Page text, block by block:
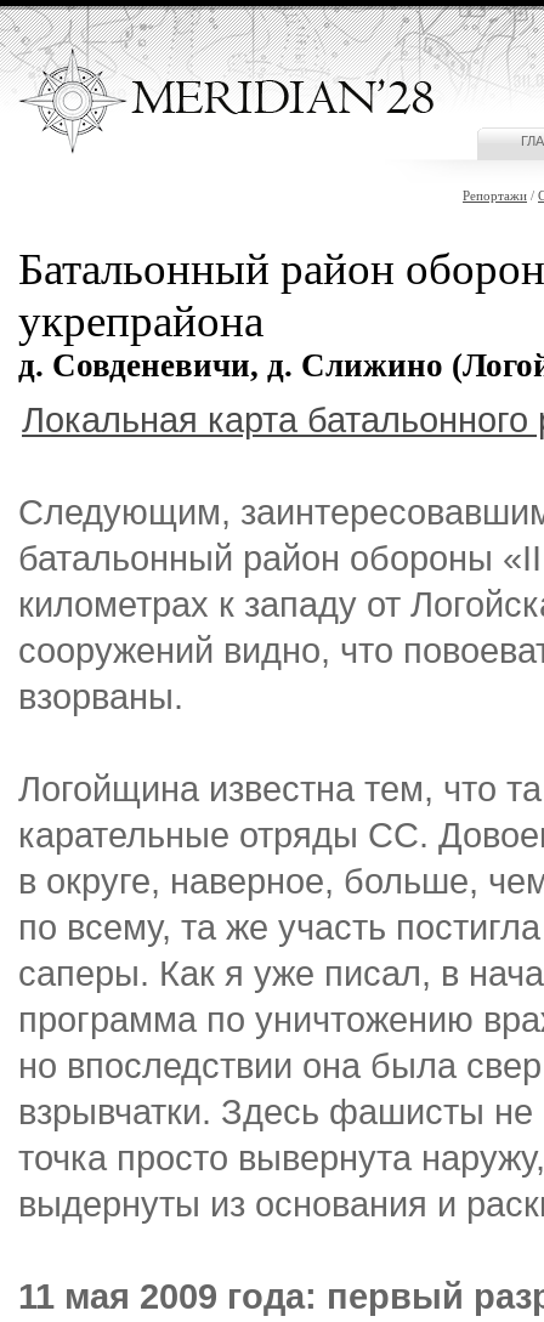
Репортажи /
Батальонный район
укрепрайона
д. Совденевичи, д. Слижино
Локальная карта
Следующим,
батальонный район обороны
километрах к западу от
сооружений видно, что
взорваны.
Логойщина известна тем, что
карательные отряды СС.
в округе, наверное, больше,
по всему, та же участь
саперы. Как я уже писал, в
программа по уничтожению
но впоследствии она была
взрывчатки. Здесь фашисты не
точка просто вывернута
выдернуты из основания и
11 мая 2009 года: первый